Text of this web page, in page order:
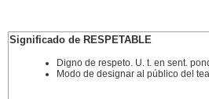
Significado de RESPETABLE
Digno de respeto. U. t. en sent.
Modo de designar al público del